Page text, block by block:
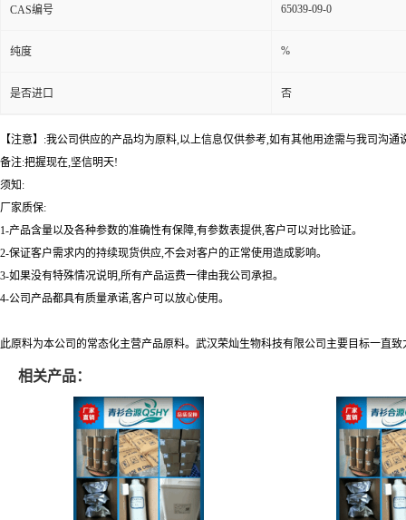
CAS编号 65039-09-0
纯度 %
是否进口 否
【注意】:我公司供应的产品均为原料,以上信息仅供参考,如有其他用途需与我司沟
备注:把握现在,坚信明天!
须知:
厂家质保:
1-产品含量以及各种参数的准确性有保障,有参数表提供,客户可以对比验证。
2-保证客户需求内的持续现货供应,不会对客户的正常使用造成影响。
3-如果没有特殊情况说明,所有产品运费一律由我公司承担。
4-公司产品都具有质量承诺,客户可以放心使用。
此原料为本公司的常态化主营产品原料。武汉荣灿生物科技有限公司主要目标一直
相关产品：